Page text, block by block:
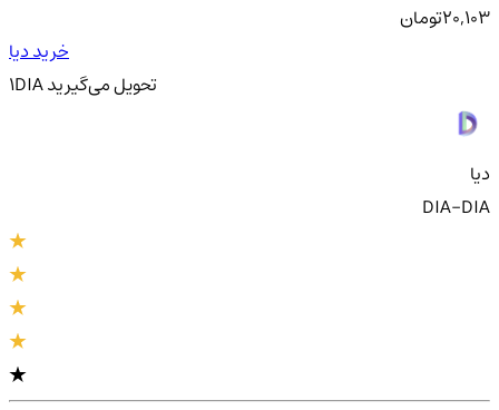
20,103تومان
خرید دیا
1DIA تحویلمی‌گیرید
دیا
DIA-DIA